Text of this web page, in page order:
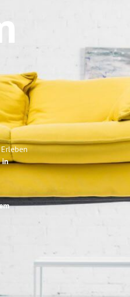
in